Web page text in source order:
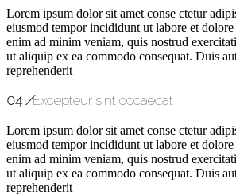
Lorem ipsum dolor sit amet conse ctetur
eiusmod tempor incididunt ut labore et
enim ad minim veniam, quis nostrud
ut aliquip ex ea commodo consequat. Duis
reprehenderit
04 /Excepteur sint occaecat
Lorem ipsum dolor sit amet conse ctetur
eiusmod tempor incididunt ut labore et
enim ad minim veniam, quis nostrud
ut aliquip ex ea commodo consequat. Duis
reprehenderit